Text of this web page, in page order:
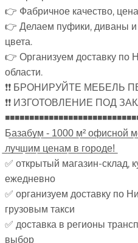
👉 Фабричное качество,
👉 Делаем пуфики, диваны и
цвета.
👉 Организуем доставку по
области.
❗❗ БРОНИРУЙТЕ МЕБЕЛЬ
❗❗ ИЗГОТОВЛЕНИЕ ПОД
Б̲а̲з̲а̲б̲у̲м̲ ̲-̲ ̲1̲0̲0̲0̲ ̲м̲²̲ ̲о̲ф̲и̲с̲н̲о̲й̲
̲л̲у̲ч̲ш̲и̲м̲ ̲ц̲е̲н̲а̲м̲ ̲в̲ ̲г̲о̲р̲о̲д̲е̲!̲
✅ открытый магазин-склад,
ежедневно
✅ организуем доставку по
грузовым такси
✅ доставка в регионы
выбор